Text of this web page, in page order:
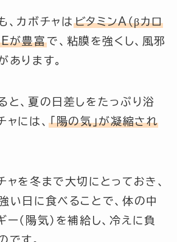
、カボチャは ビタミンA（βカロ
Eが豊富で、粘膜を強くし、風邪
あります。
と、夏の日差しをたっぷり浴
ャには、「陽の気」が凝縮され
ャを冬まで大切にとっておき、
い日に食べることで、体の中
（陽気）を補給し、冷えに負